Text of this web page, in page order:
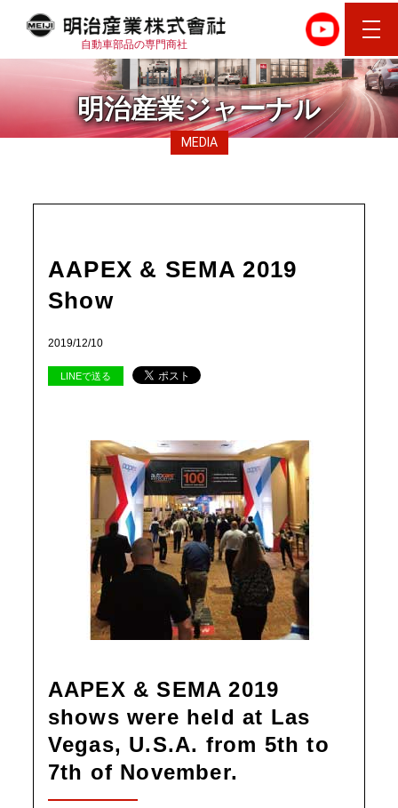
自動車部品の専門商社
明治産業ジャーナル
MEDIA
AAPEX & SEMA 2019
Show
2019/12/10
LINEで送る
AAPEX & SEMA 2019
shows were held at Las
Vegas, U.S.A. from 5th to
7th of November.